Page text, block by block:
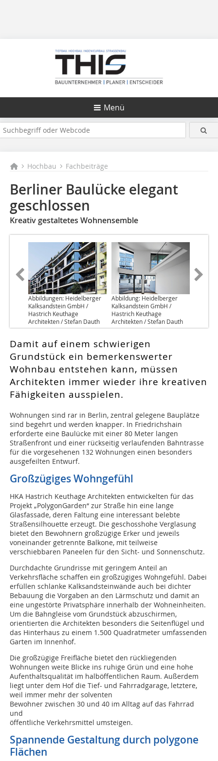
Menü
Hochbau Fachbeiträge
Berliner Baulücke elegant
geschlossen
Kreativ gestaltetes Wohnensemble
Abbildungen: Heidelberger
Kalksandstein GmbH /
Hastrich Keuthage
Architekten / Stefan Dauth
Abbildung: Heidelberger
Kalksandstein GmbH /
Hastrich Keuthage
Architekten / Stefan Dauth
Damit auf einem schwierigen
Grundstück ein bemerkenswerter
Wohnbau entstehen kann, müssen
Architekten immer wieder ihre kreativen
Fähigkeiten ausspielen.
Wohnungen sind rar in Berlin, zentral gelegene Bauplätze
sind begehrt und werden knapper. In Friedrichshain
erforderte eine Baulücke mit einer 80 Meter langen
Straßenfront und einer rückseitig verlaufenden Bahntrasse
für die vorgesehenen 132 Wohnungen einen besonders
ausgefeilten Entwurf.
Großzügiges Wohngefühl
HKA Hastrich Keuthage Architekten entwickelten für das
Projekt „PolygonGarden“ zur Straße hin eine lange
Glasfassade, deren Faltung eine interessant belebte
Straßensilhouette erzeugt. Die geschosshohe Verglasung
bietet den Bewohnern großzügige Erker und jeweils
voneinander getrennte Balkone, mit teilweise
verschiebbaren Paneelen für den Sicht- und Sonnenschutz.
Durchdachte Grundrisse mit geringem Anteil an
Verkehrsfläche schaffen ein großzügiges Wohngefühl. Dabei
erfüllen schlanke Kalksandsteinwände auch bei dichter
Bebauung die Vorgaben an den Lärmschutz und damit an
eine ungestörte Privatsphäre innerhalb der Wohneinheiten.
Um die Bahngleise vom Grundstück abzuschirmen,
orientierten die Architekten besonders die Seitenflügel und
das Hinterhaus zu einem 1.500 Quadratmeter umfassenden
Garten im Innenhof.
Die großzügige Freifläche bietet den rückliegenden
Wohnungen weite Blicke ins ruhige Grün und eine hohe
Aufenthaltsqualität im halböffentlichen Raum. Außerdem
liegt unter dem Hof die Tief- und Fahrradgarage, letztere,
weil immer mehr der solventen
Bewohner zwischen 30 und 40 im Alltag auf das Fahrrad
und
öffentliche Verkehrsmittel umsteigen.
Spannende Gestaltung durch polygone
Flächen